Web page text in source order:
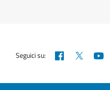
Seguici su: Facebook